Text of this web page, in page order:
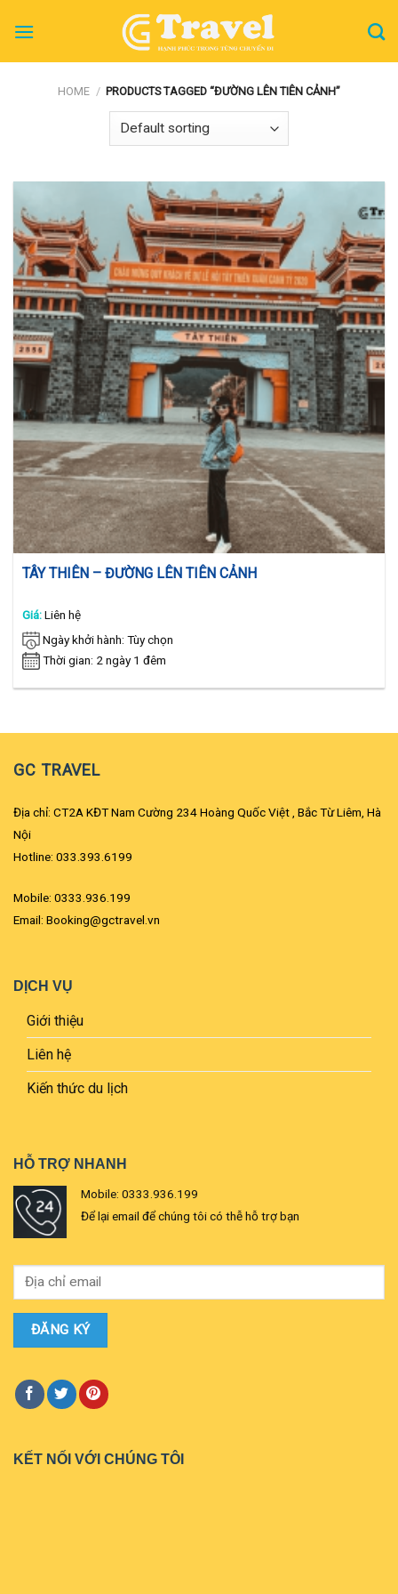
HOME / PRODUCTS TAGGED “ĐƯỜNG LÊN TIÊN CẢNH”
TÂY THIÊN – ĐƯỜNG LÊN TIÊN CẢNH
Giá:Liên hệ
Ngày khởi hành: Tùy chọn
Thời gian: 2 ngày 1 đêm
GC TRAVEL
Địa chỉ: CT2A KĐT Nam Cường 234 Hoàng Quốc Việt , Bắc Từ Liêm, Hà
Nội
Hotline: 033.393.6199
Mobile: 0333.936.199
Email: Booking@gctravel.vn
DỊCH VỤ
Giới thiệu
Liên hệ
Kiến thức du lịch
HỖ TRỢ NHANH
Mobile: 0333.936.199
Để lại email để chúng tôi có thễ hỗ trợ bạn
KẾT NỐI VỚI CHÚNG TÔI